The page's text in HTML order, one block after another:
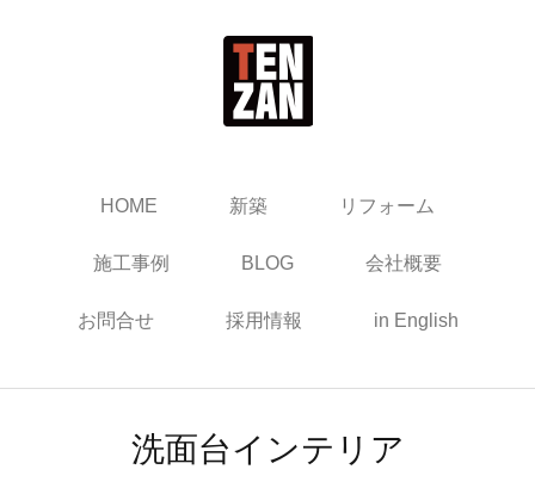
HOME 新築 リフォーム
施工事例 BLOG 会社概要
お問合せ 採用情報 in English
洗面台インテリア